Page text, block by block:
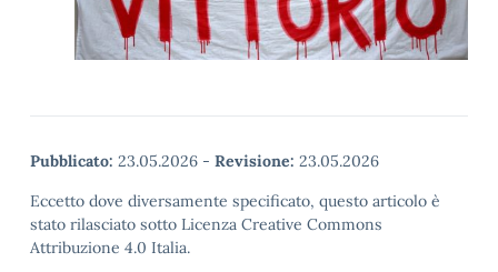
Pubblicato: 23.05.2026 - Revisione: 23.05.2026
Eccetto dove diversamente specificato, questo articolo è
stato rilasciato sotto Licenza Creative Commons
Attribuzione 4.0 Italia.